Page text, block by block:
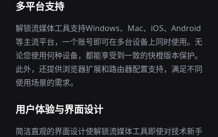
多平台支持
解锁流媒体工具支持Windows、Mac、iOS、Android
等主流平台，一个账号即可在多台设备上同时使用。无
论您使用何种设备，都能享受到一致的快橙版本保护。
此外，还提供浏览器扩展和路由器配置支持，满足不同
使用场景的需求。
用户体验与界面设计
简洁直观的界面设计使解锁流媒体工具即使对技术新手